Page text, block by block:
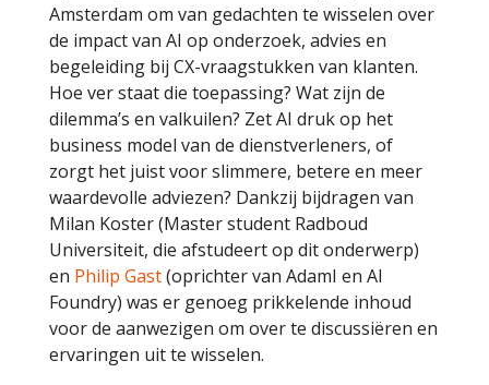
Amsterdam om van gedachten te wisselen over
de impact van AI op onderzoek, advies en
begeleiding bij CX-vraagstukken van klanten.
Hoe ver staat die toepassing? Wat zijn de
dilemma’s en valkuilen? Zet AI druk op het
business model van de dienstverleners, of
zorgt het juist voor slimmere, betere en meer
waardevolle adviezen? Dankzij bijdragen van
Milan Koster (Master student Radboud
Universiteit, die afstudeert op dit onderwerp)
en Philip Gast(oprichter van AdamI en AI
Foundry) was er genoeg prikkelende inhoud
voor de aanwezigen om over te discussiëren en
ervaringen uit te wisselen.